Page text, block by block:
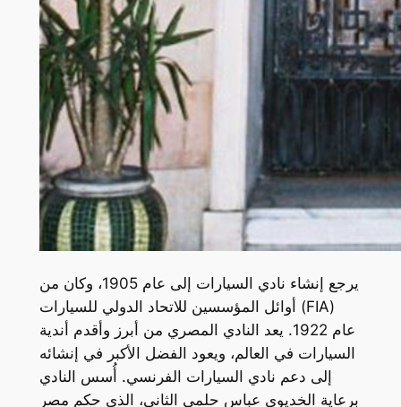
يرجع إنشاء نادي السيارات إلى عام 1905، وكان من
أوائل المؤسسين للاتحاد الدولي للسيارات (FIA)
عام 1922. يعد النادي المصري من أبرز وأقدم أندية
السيارات في العالم، ويعود الفضل الأكبر في إنشائه
إلى دعم نادي السيارات الفرنسي. أُسس النادي
برعاية الخديوي عباس حلمي الثاني، الذي حكم مصر